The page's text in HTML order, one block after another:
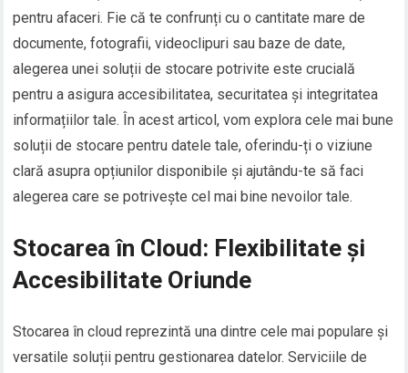
pentru afaceri. Fie că te confrunți cu o cantitate mare de
documente, fotografii, videoclipuri sau baze de date,
alegerea unei soluții de stocare potrivite este crucială
pentru a asigura accesibilitatea, securitatea și integritatea
informațiilor tale. În acest articol, vom explora cele mai bune
soluții de stocare pentru datele tale, oferindu-ți o viziune
clară asupra opțiunilor disponibile și ajutându-te să faci
alegerea care se potrivește cel mai bine nevoilor tale.
Stocarea în Cloud: Flexibilitate și
Accesibilitate Oriunde
Stocarea în cloud reprezintă una dintre cele mai populare și
versatile soluții pentru gestionarea datelor. Serviciile de